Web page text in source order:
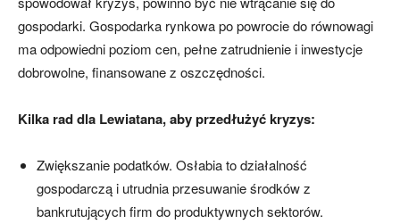
gospodarki. Gospodarka rynkowa po powrocie do równowagi
ma odpowiedni poziom cen, pełne zatrudnienie i inwestycje
dobrowolne, finansowane z oszczędności.
Kilka rad dla Lewiatana, aby przedłużyć kryzys:
Zwiększanie podatków. Osłabia to działalność
gospodarczą i utrudnia przesuwanie środków z
bankrutujących firm do produktywnych sektorów.